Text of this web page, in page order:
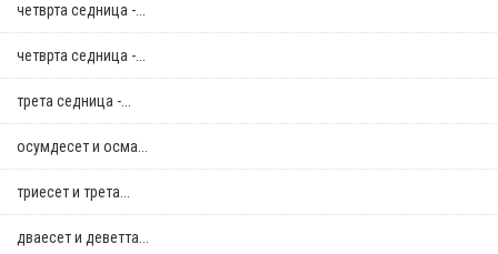
четврта седница -...
четврта седница -...
трета седница -...
осумдесет и осма...
триесет и трета...
дваесет и деветта...